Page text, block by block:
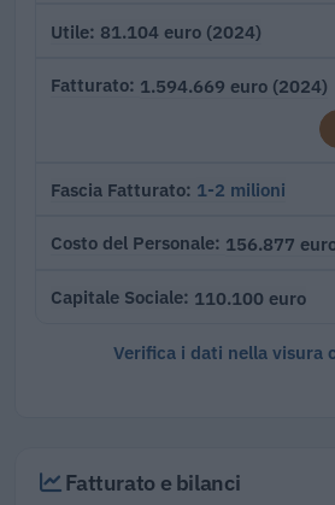
Utile 81.104 euro (2024)
Fatturato 1.594.669 euro (2024)
Fascia Fatturato 1-2 milioni
Costo del Personale 156.877
Capitale Sociale 110.100 euro
Verifica i dati nella visura
Fatturato e bilanci